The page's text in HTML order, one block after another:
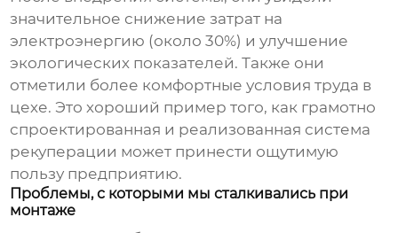
значительное снижение затрат на
электроэнергию (около 30%) и улучшение
экологических показателей. Также они
отметили более комфортные условия труда в
цехе. Это хороший пример того, как грамотно
спроектированная и реализованная система
рекуперации может принести ощутимую
пользу предприятию.
Проблемы, с которыми мы сталкивались при
монтаже